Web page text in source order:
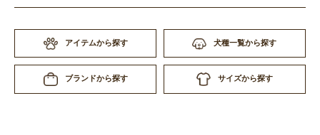
アイテムから探す 犬種一覧から探す
ブランドから探す サイズから探す